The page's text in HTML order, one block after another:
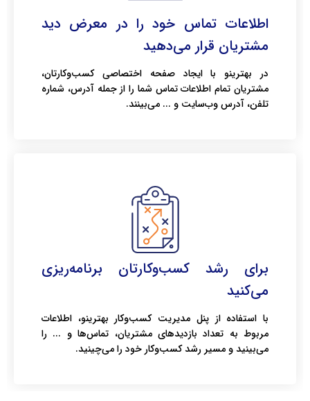
اطلاعات تماس خود را در معرض دید
مشتریان قرار می‌دهید
در بهترینو با ایجاد صفحه اختصاصی کسب‌وکارتان،
مشتریان تمام اطلاعات تماس شما را از جمله آدرس، شماره
تلفن، آدرس وب‌سایت و ... می‌بینند.
برای رشد کسب‌وکارتان برنامه‌ریزی
می‌کنید
با استفاده از پنل مدیریت کسب‌وکار بهترینو، اطلاعات
مربوط به تعداد بازدیدهای مشتریان، تماس‌ها و ... را
می‌بینید و مسیر رشد کسب‌وکار خود را می‌چینید.